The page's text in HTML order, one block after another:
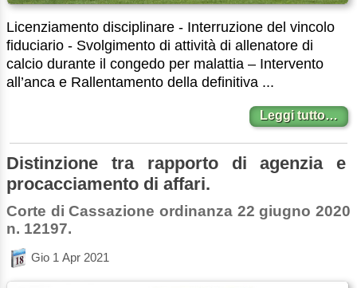
Licenziamento disciplinare - Interruzione del vincolo
fiduciario - Svolgimento di attività di allenatore di
calcio durante il congedo per malattia – Intervento
all’anca e Rallentamento della definitiva ...
Leggi tutto…
Distinzione tra rapporto di agenzia e
procacciamento di affari.
Corte di Cassazione ordinanza 22 giugno 2020
n. 12197.
Gio 1 Apr 2021